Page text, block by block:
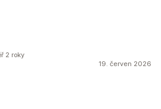
19. červen 2026
2 roky